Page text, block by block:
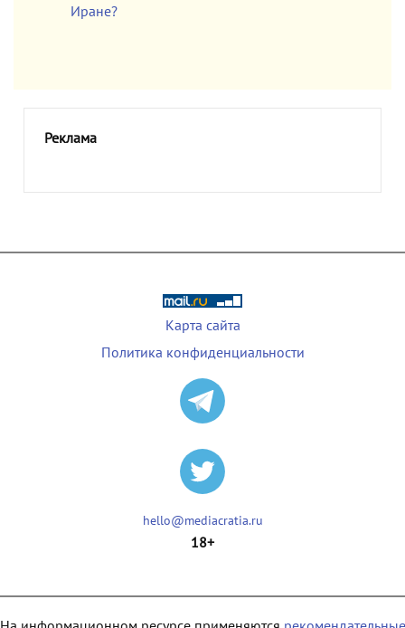
Иране?
Реклама
Карта сайта
Политика конфиденциальности
hello@mediacratia.ru
18+